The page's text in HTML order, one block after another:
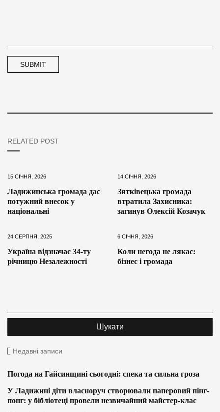
RELATED POST
15 СІЧНЯ, 2026
Ладижинська громада дає
потужний внесок у
національні
14 СІЧНЯ, 2026
Зятківецька громада
втратила Захисника:
загинув Олексій Козачук
24 СЕРПНЯ, 2025
Україна відзначає 34-ту
річницю Незалежності
6 СІЧНЯ, 2026
Коли негода не лякає:
бізнес і громада
Недавні записи
Погода на Гайсинщині сьогодні: спека та сильна гроза
У Ладижині діти власноруч створювали паперовий пінг-
понг: у бібліотеці провели незвичайний майстер-клас